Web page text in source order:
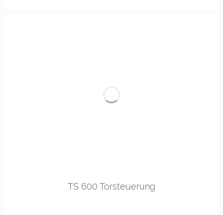
TS 600 Torsteuerung